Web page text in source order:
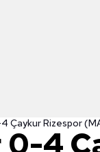
Çaykur Rizespor
4